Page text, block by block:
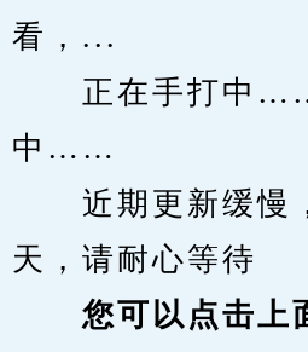
看，...
正在手打中……
中……
近期更新缓慢
天，请耐心等待
您可以点击上